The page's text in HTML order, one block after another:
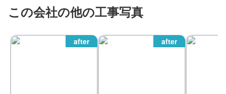
この会社の他の工事写真
after after